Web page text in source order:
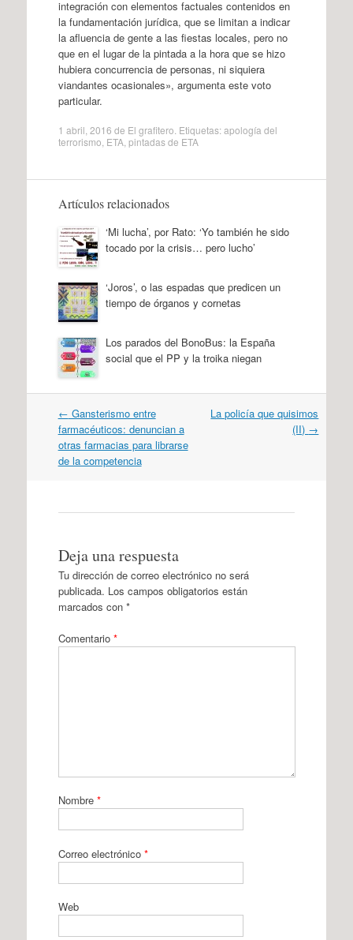
integración con elementos factuales contenidos en
la fundamentación jurídica, que se limitan a indicar
la afluencia de gente a las fiestas locales, pero no
que en el lugar de la pintada a la hora que se hizo
hubiera concurrencia de personas, ni siquiera
viandantes ocasionales», argumenta este voto
particular.
1 abril, 2016 de El grafitero . Etiquetas:apología del
terrorismo ETA, pintadas de ETA
Artículos relacionados
‘Mi lucha’, por Rato: ‘Yo también he sido
tocado por la crisis… pero lucho’
‘Joros’, o las espadas que predicen un
tiempo de órganos y cornetas
Los parados del BonoBus: la España
social que el PP y la troika niegan
Navegación
por
artículos
← Gansterismo entre
farmacéuticos: denuncian a
otras farmacias para librarse
de la competencia
La policía que quisimos
(II) →
Deja una respuesta
Tu dirección de correo electrónico no será
publicada. Los campos obligatorios están
marcados con *
Comentario *
Nombre *
Correo electrónico *
Web